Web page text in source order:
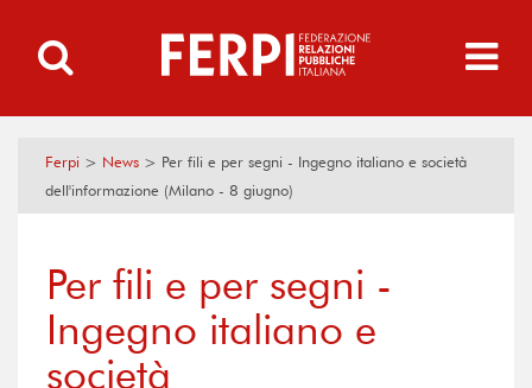
Ferpi > News > Per fili e per segni - Ingegno italiano e società
dell'informazione (Milano - 8 giugno)
Per fili e per segni -
Ingegno italiano e
società